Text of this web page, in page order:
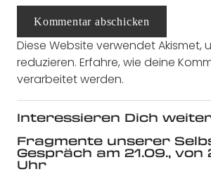
Kommentar abschicken
Diese Website verwendet Akismet,
reduzieren. Erfahre, wie deine
verarbeitet werden.
Interessieren Dich
Fragmente unserer
Gespräch am 21.09., von
Uhr